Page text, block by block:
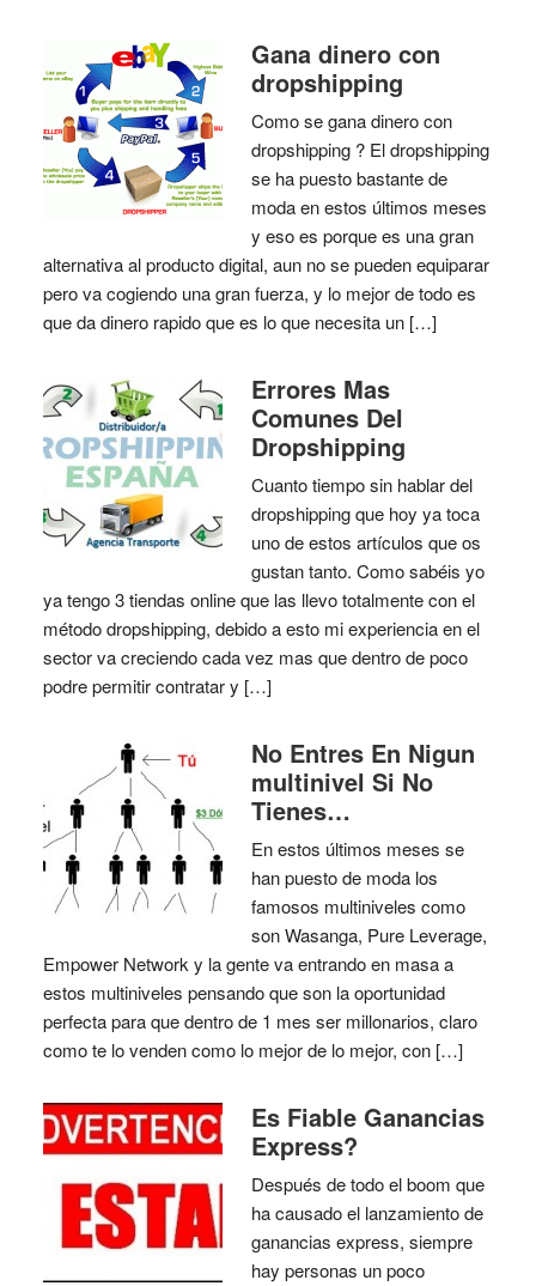
Gana dinero con
dropshipping
Como se gana dinero con
dropshipping ? El dropshipping
se ha puesto bastante de
moda en estos últimos meses
y eso es porque es una gran
alternativa al producto digital, aun no se pueden equiparar
pero va cogiendo una gran fuerza, y lo mejor de todo es
que da dinero rapido que es lo que necesita un […]
Errores Mas
Comunes Del
Dropshipping
Cuanto tiempo sin hablar del
dropshipping que hoy ya toca
uno de estos artículos que os
gustan tanto. Como sabéis yo
ya tengo 3 tiendas online que las llevo totalmente con el
método dropshipping, debido a esto mi experiencia en el
sector va creciendo cada vez mas que dentro de poco
podre permitir contratar y […]
No Entres En Nigun
multinivel Si No
Tienes…
En estos últimos meses se
han puesto de moda los
famosos multiniveles como
son Wasanga, Pure Leverage,
Empower Network y la gente va entrando en masa a
estos multiniveles pensando que son la oportunidad
perfecta para que dentro de 1 mes ser millonarios, claro
como te lo venden como lo mejor de lo mejor, con […]
Es Fiable Ganancias
Express?
Después de todo el boom que
ha causado el lanzamiento de
ganancias express, siempre
hay personas un poco